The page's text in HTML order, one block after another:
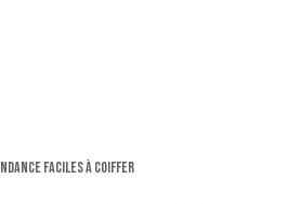
faciles à coiffer